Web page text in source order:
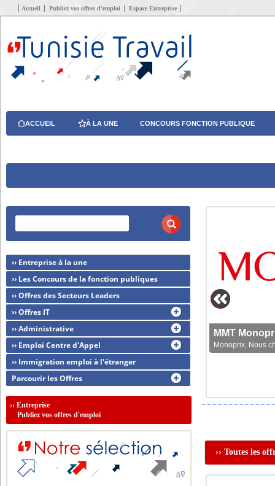
Accueil Publiez vos offres d’emploi Espace Entreprise
ACCUEIL À LA UNE CONCOURS FONCTION PUBLIQUE
MMT
Monoprix, Nous
›› Toutes les
›› Entreprise à la une
›› Les Concours de la fonction publiques
›› Offres des Secteurs Leaders
›› Offres IT
›› Administrative
›› Emploi Centre d'Appel
›› Immigration emploi à l'étranger
Parcourir les Offres
››Entreprise
Publiez vos offres d'emploi